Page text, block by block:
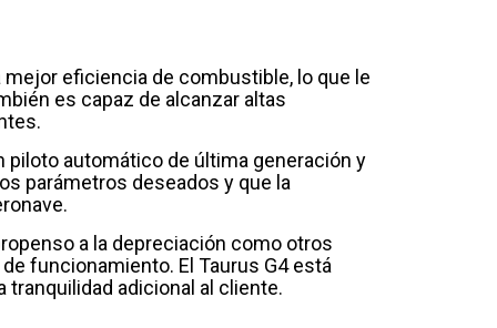
eficiencia de combustible, lo que le
es capaz de alcanzar altas
piloto automático de última generación y
parámetros deseados y que la
a la depreciación como otros
funcionamiento. El Taurus G4 está
adicional al cliente.